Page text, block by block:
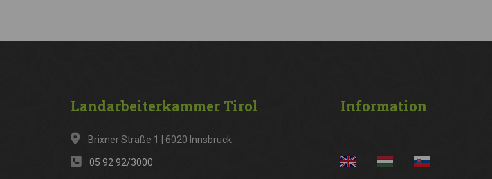
LandarbeiterkammerTirol
Brixner Straße 1 | 6020 Innsbruck
05 92 92/3000
Information